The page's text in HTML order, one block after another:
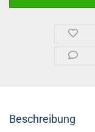
Beschreibung